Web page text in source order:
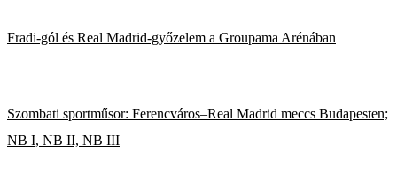
Fradi-gól és Real Madrid-győzelem a Groupama Arénában
Szombati sportműsor: Ferencváros–Real Madrid meccs Budapesten;
NB I, NB II, NB III